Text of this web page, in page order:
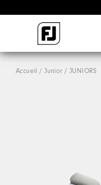
Accueil Junior JUNIORS